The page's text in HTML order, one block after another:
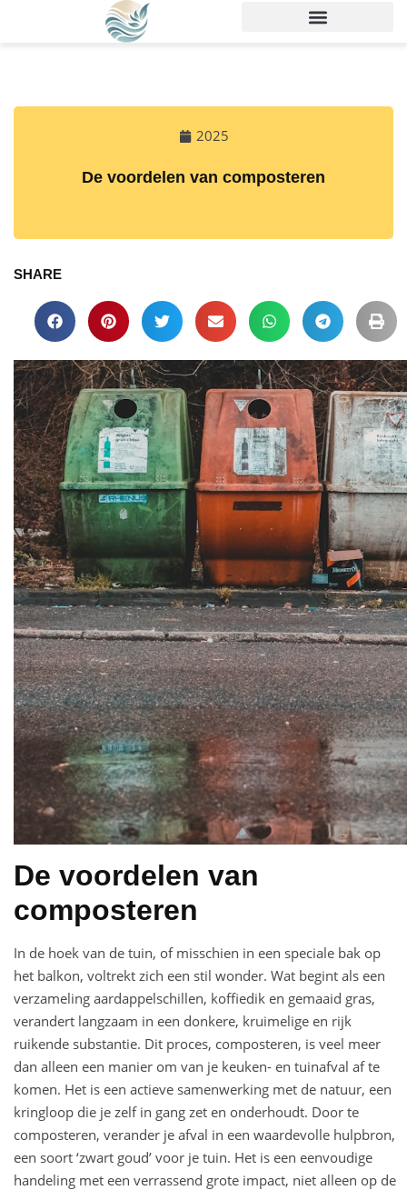
2025
De voordelen van composteren
SHARE
De voordelen van
composteren
In de hoek van de tuin, of misschien in een speciale bak op
het balkon, voltrekt zich een stil wonder. Wat begint als een
verzameling aardappelschillen, koffiedik en gemaaid gras,
verandert langzaam in een donkere, kruimelige en rijk
ruikende substantie. Dit proces, composteren, is veel meer
dan alleen een manier om van je keuken- en tuinafval af te
komen. Het is een actieve samenwerking met de natuur, een
kringloop die je zelf in gang zet en onderhoudt. Door te
composteren, verander je afval in een waardevolle hulpbron,
een soort ‘zwart goud’ voor je tuin. Het is een eenvoudige
handeling met een verrassend grote impact, niet alleen op de